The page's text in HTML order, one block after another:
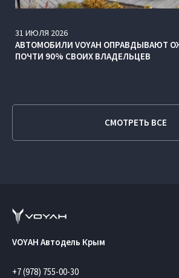
31 ИЮЛЯ 2026
АВТОМОБИЛИ VOYAH ОПРАВДЫВАЮТ
ПОЧТИ 90% СВОИХ ВЛАДЕЛЬЦЕВ
СМОТРЕТЬ ВСЕ
VOYAH Автодель Крым
+7 (978) 755-00-30